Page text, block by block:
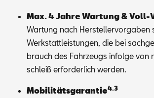
Max. 4 Jah­re War­tung & Voll-
War­tung nach Her­stel­ler­vor­ga­ben
Werk­statt­leis­tun­gen, die bei
brauch des Fahr­zeugs in­fol­ge von
schleiß er­for­der­lich wer­den.
Mo­bi­li­täts­ga­ran­tie4.3